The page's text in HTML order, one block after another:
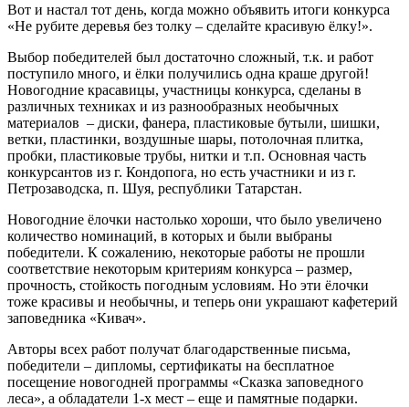
Вот и настал тот день, когда можно объявить итоги конкурса
«Не рубите деревья без толку – сделайте красивую ёлку!».
Выбор победителей был достаточно сложный, т.к. и работ
поступило много, и ёлки получились одна краше другой!
Новогодние красавицы, участницы конкурса, сделаны в
различных техниках и из разнообразных необычных
материалов – диски, фанера, пластиковые бутыли, шишки,
ветки, пластинки, воздушные шары, потолочная плитка,
пробки, пластиковые трубы, нитки и т.п. Основная часть
конкурсантов из г. Кондопога, но есть участники и из г.
Петрозаводска, п. Шуя, республики Татарстан.
Новогодние ёлочки настолько хороши, что было увеличено
количество номинаций, в которых и были выбраны
победители. К сожалению, некоторые работы не прошли
соответствие некоторым критериям конкурса – размер,
прочность, стойкость погодным условиям. Но эти ёлочки
тоже красивы и необычны, и теперь они украшают кафетерий
заповедника «Кивач».
Авторы всех работ получат благодарственные письма,
победители – дипломы, сертификаты на бесплатное
посещение новогодней программы «Сказка заповедного
леса», а обладатели 1-х мест – еще и памятные подарки.